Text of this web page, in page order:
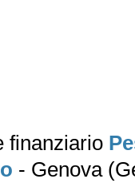
finanziario
- Genova